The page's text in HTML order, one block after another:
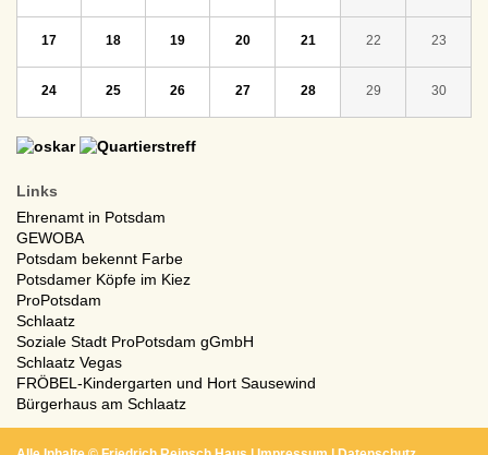
17 18 19 20 21 22 23
24 25 26 27 28 29 30
Links
Ehrenamt in Potsdam
GEWOBA
Potsdam bekennt Farbe
Potsdamer Köpfe im Kiez
ProPotsdam
Schlaatz
Soziale Stadt ProPotsdam gGmbH
Schlaatz Vegas
FRÖBEL-Kindergarten und Hort Sausewind
Bürgerhaus am Schlaatz